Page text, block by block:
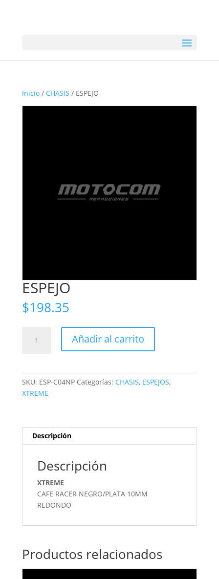
Inicio/ CHASIS / ESPEJO
ESPEJO
$198.35
cantidad
Añadir al carrito
SKU: ESP-C04NP Categorías: CHASIS, ESPEJOS,
XTREME
Descripción
Descripción
XTREME
CAFE RACER NEGRO/PLATA 10MM
REDONDO
Productos relacionados